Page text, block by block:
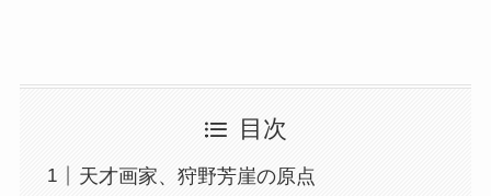
目次
天才画家、狩野芳崖の原点